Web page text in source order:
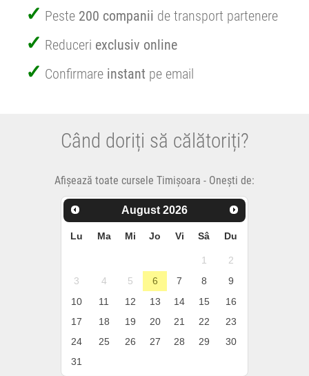
Peste 200 companii de transport partenere
Reduceri exclusiv online
Confirmare instant pe email
Când doriți să călătoriți?
Afișează toate cursele Timișoara - Onești de:
August 2026
Lu Ma Mi Jo Vi Sâ Du
1
2
3
4 5 6 7 8
9
10
11 12 13 14 15
16
17
18 19 20 21 22
23
24
25 26 27 28 29
30
31